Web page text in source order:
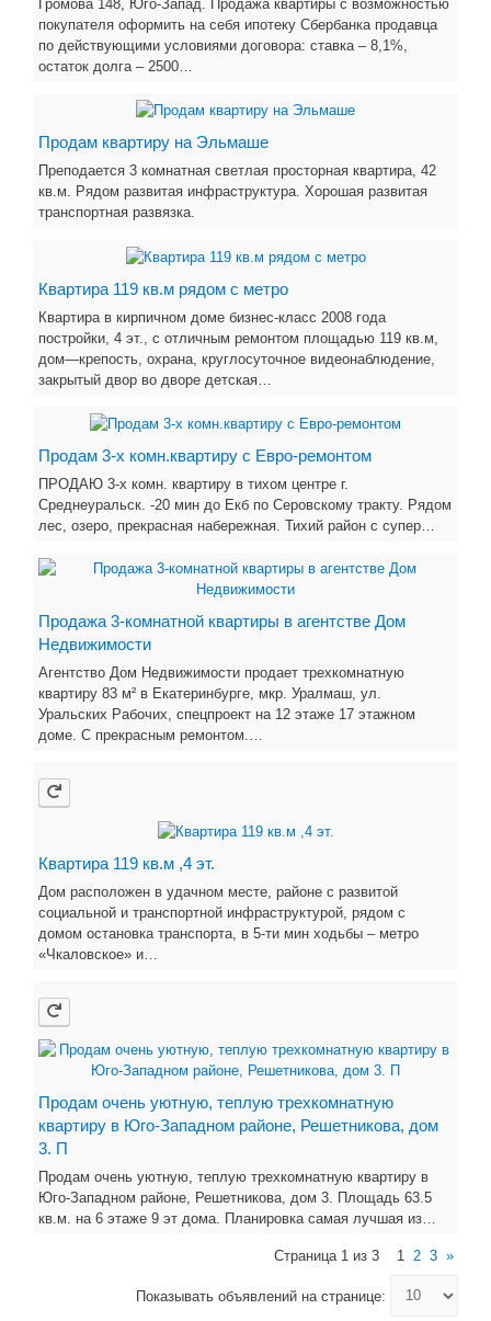
Громова 148, Юго-Запад. Продажа квартиры с возможностью
покупателя оформить на себя ипотеку Сбербанка продавца
по действующими условиями договора: ставка – 8,1%,
остаток долга – 2500…
Продам квартиру на Эльмаше
Преподается 3 комнатная светлая просторная квартира, 42
кв.м. Рядом развитая инфраструктура. Хорошая развитая
транспортная развязка.
Квартира 119 кв.м рядом с метро
Квартира в кирпичном доме бизнес-класс 2008 года
постройки, 4 эт., с отличным ремонтом площадью 119 кв.м,
дом—крепость, охрана, круглосуточное видеонаблюдение,
закрытый двор во дворе детская…
Продам 3-х комн.квартиру с Евро-ремонтом
ПРОДАЮ 3-х комн. квартиру в тихом центре г.
Среднеуральск. -20 мин до Екб по Серовскому тракту. Рядом
лес, озеро, прекрасная набережная. Тихий район с супер…
Продажа 3-комнатной квартиры в агентстве Дом
Недвижимости
Агентство Дом Недвижимости продает трехкомнатную
квартиру 83 м² в Екатеринбурге, мкр. Уралмаш, ул.
Уральских Рабочих, спецпроект на 12 этаже 17 этажном
доме. С прекрасным ремонтом.…
Квартира 119 кв.м ,4 эт.
Дом расположен в удачном месте, районе с развитой
социальной и транспортной инфраструктурой, рядом с
домом остановка транспорта, в 5-ти мин ходьбы – метро
«Чкаловское» и…
Продам очень уютную, теплую трехкомнатную
квартиру в Юго-Западном районе, Решетникова, дом
3. П
Продам очень уютную, теплую трехкомнатную квартиру в
Юго-Западном районе, Решетникова, дом 3. Площадь 63.5
кв.м. на 6 этаже 9 эт дома. Планировка самая лучшая из…
Страница 1 из 3 1 2 3 »
Показывать объявлений на странице: